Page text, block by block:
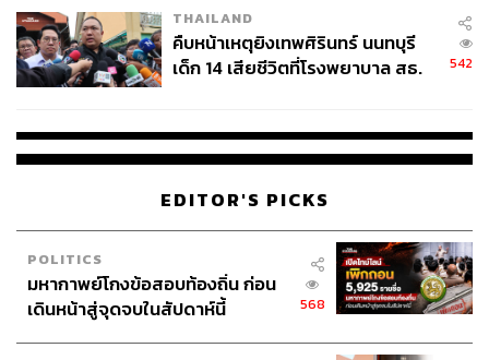
THAILAND
คืบหน้าเหตุยิงเทพศิรินทร์ นนทบุรี
เด็ก 14 เสียชีวิตที่โรงพยาบาล สธ.
542
EDITOR'S PICKS
POLITICS
มหากาพย์โกงข้อสอบท้องถิ่น ก่อน
เดินหน้าสู่จุดจบในสัปดาห์นี้
568